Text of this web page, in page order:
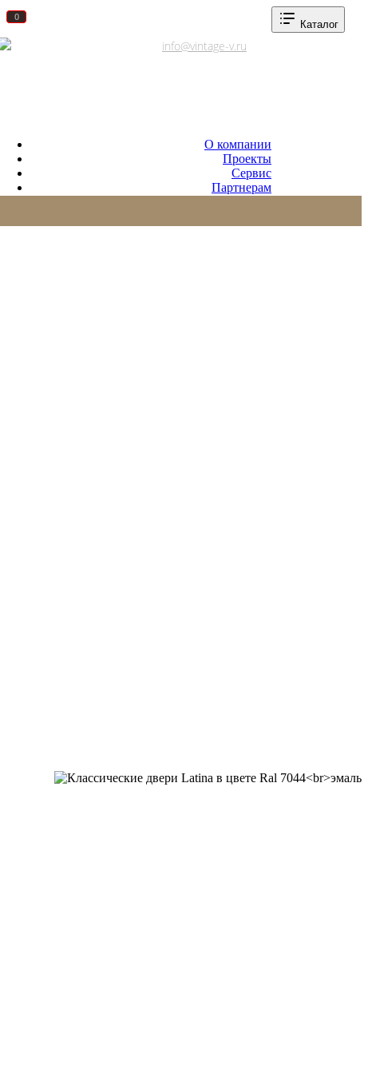
info@vintage-v.ru
0
0
О компании
Проекты
Сервис
Партнерам
Каталог